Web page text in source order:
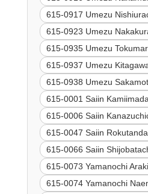
615-0917 Umezu
615-0923 Umezu
615-0935 Umezu
615-0937 Umezu
615-0938 Umezu
615-0001 Saiin
615-0006 Saiin
615-0047 Saiin
615-0066 Saiin
615-0073 Yamanochi
615-0074 Yamanochi